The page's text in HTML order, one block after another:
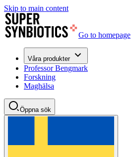
Skip to main content
Go to homepage
Våra produkter
Professor Bengmark
Forskning
Maghälsa
Öppna sök